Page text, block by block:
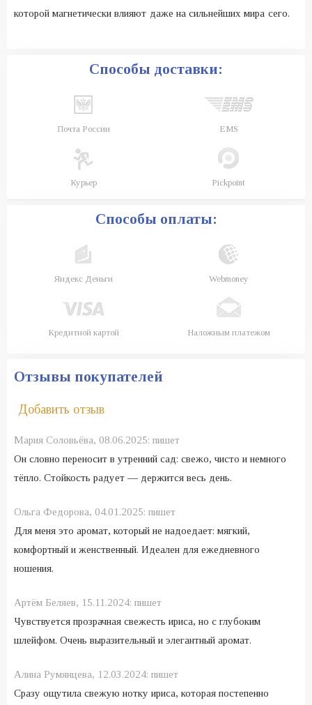
которой магнетически влияют даже на сильнейших мира сего.
Способы доставки:
Почта России EMS
Курьер Pickpoint
Способы оплаты:
Яндекс Деньги Webmoney
Кредитной картой Наложным платежом
Отзывы покупателей
Добавить отзыв
Мария Соловьёва, 08.06.2025: пишет
Он словно переносит в утренний сад: свежо, чисто и немного
тёпло. Стойкость радует — держится весь день.
Ольга Федорова, 04.01.2025: пишет
Для меня это аромат, который не надоедает: мягкий,
комфортный и женственный. Идеален для ежедневного
ношения.
Артём Беляев, 15.11.2024: пишет
Чувствуется прозрачная свежесть ириса, но с глубоким
шлейфом. Очень выразительный и элегантный аромат.
Алина Румянцева, 12.03.2024: пишет
Сразу ощутила свежую нотку ириса, которая постепенно